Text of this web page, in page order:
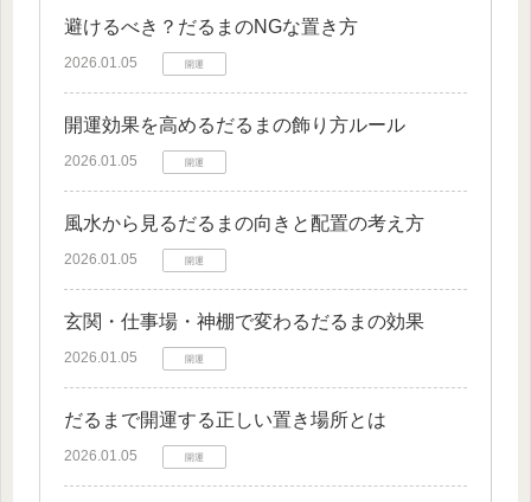
避けるべき？だるまのNGな置き方
2026.01.05 開運
開運効果を高めるだるまの飾り方ルール
2026.01.05 開運
風水から見るだるまの向きと配置の考え方
2026.01.05 開運
玄関・仕事場・神棚で変わるだるまの効果
2026.01.05 開運
だるまで開運する正しい置き場所とは
2026.01.05 開運